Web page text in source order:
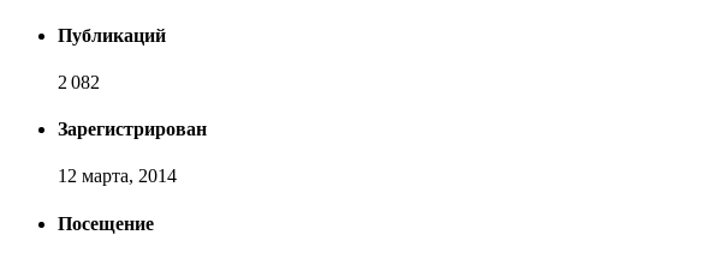
Публикаций
2 082
Зарегистрирован
12 марта, 2014
Посещение